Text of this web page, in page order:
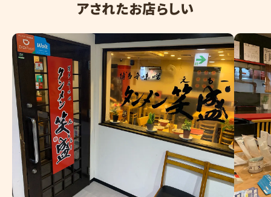
アされたお店らしい